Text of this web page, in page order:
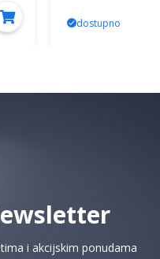
dostupno
i akcijskim ponudama